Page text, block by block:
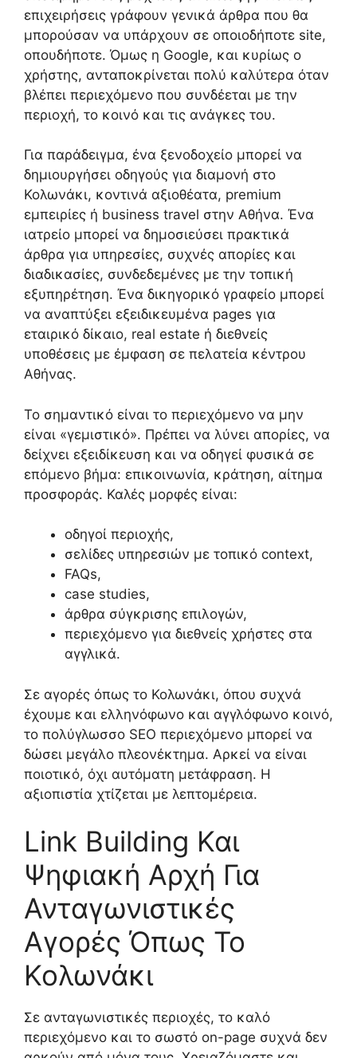
επιχειρήσεις γράφουν γενικά άρθρα που θα
μπορούσαν να υπάρχουν σε οποιοδήποτε site,
οπουδήποτε. Όμως η Google, και κυρίως ο
χρήστης, ανταποκρίνεται πολύ καλύτερα όταν
βλέπει περιεχόμενο που συνδέεται με την
περιοχή, το κοινό και τις ανάγκες του.
Για παράδειγμα, ένα ξενοδοχείο μπορεί να
δημιουργήσει οδηγούς για διαμονή στο
Κολωνάκι, κοντινά αξιοθέατα, premium
εμπειρίες ή business travel στην Αθήνα. Ένα
ιατρείο μπορεί να δημοσιεύσει πρακτικά
άρθρα για υπηρεσίες, συχνές απορίες και
διαδικασίες, συνδεδεμένες με την τοπική
εξυπηρέτηση. Ένα δικηγορικό γραφείο μπορεί
να αναπτύξει εξειδικευμένα pages για
εταιρικό δίκαιο, real estate ή διεθνείς
υποθέσεις με έμφαση σε πελατεία κέντρου
Αθήνας.
Το σημαντικό είναι το περιεχόμενο να μην
είναι «γεμιστικό». Πρέπει να λύνει απορίες, να
δείχνει εξειδίκευση και να οδηγεί φυσικά σε
επόμενο βήμα: επικοινωνία, κράτηση, αίτημα
προσφοράς. Καλές μορφές είναι:
οδηγοί περιοχής,
σελίδες υπηρεσιών με τοπικό context,
FAQs,
case studies,
άρθρα σύγκρισης επιλογών,
περιεχόμενο για διεθνείς χρήστες στα
αγγλικά.
Σε αγορές όπως το Κολωνάκι, όπου συχνά
έχουμε και ελληνόφωνο και αγγλόφωνο κοινό,
το πολύγλωσσο SEO περιεχόμενο μπορεί να
δώσει μεγάλο πλεονέκτημα. Αρκεί να είναι
ποιοτικό, όχι αυτόματη μετάφραση. Η
αξιοπιστία χτίζεται με λεπτομέρεια.
Link Building Και
Ψηφιακή Αρχή Για
Ανταγωνιστικές
Αγορές Όπως Το
Κολωνάκι
Σε ανταγωνιστικές περιοχές, το καλό
περιεχόμενο και το σωστό on-page συχνά δεν